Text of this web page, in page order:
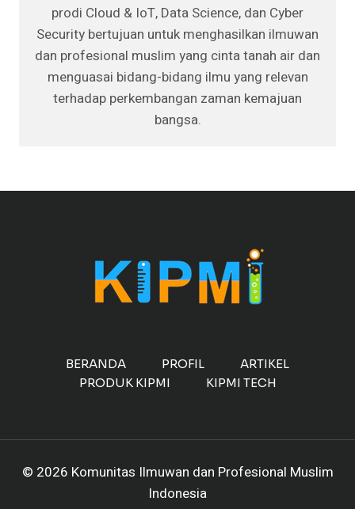
prodi Cloud & IoT, Data Science, dan Cyber
Security bertujuan untuk menghasilkan ilmuwan
dan profesional muslim yang cinta tanah air dan
menguasai bidang-bidang ilmu yang relevan
terhadap perkembangan zaman kemajuan
bangsa.
BERANDA PROFIL
ARTIKEL
PRODUK KIPMI
KIPMI TECH
© 2026 Komunitas Ilmuwan dan Profesional Muslim
Indonesia